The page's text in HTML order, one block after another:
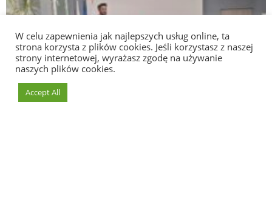
W celu zapewnienia jak najlepszych usług online, ta
strona korzysta z plików cookies. Jeśli korzystasz z naszej
strony internetowej, wyrażasz zgodę na używanie
naszych plików cookies.
Accept All